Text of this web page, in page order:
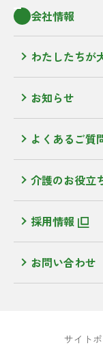
会社情報
わたしたちが
お知らせ
よくあるご質
介護のお役立
採用情報
お問い合わせ
サイト